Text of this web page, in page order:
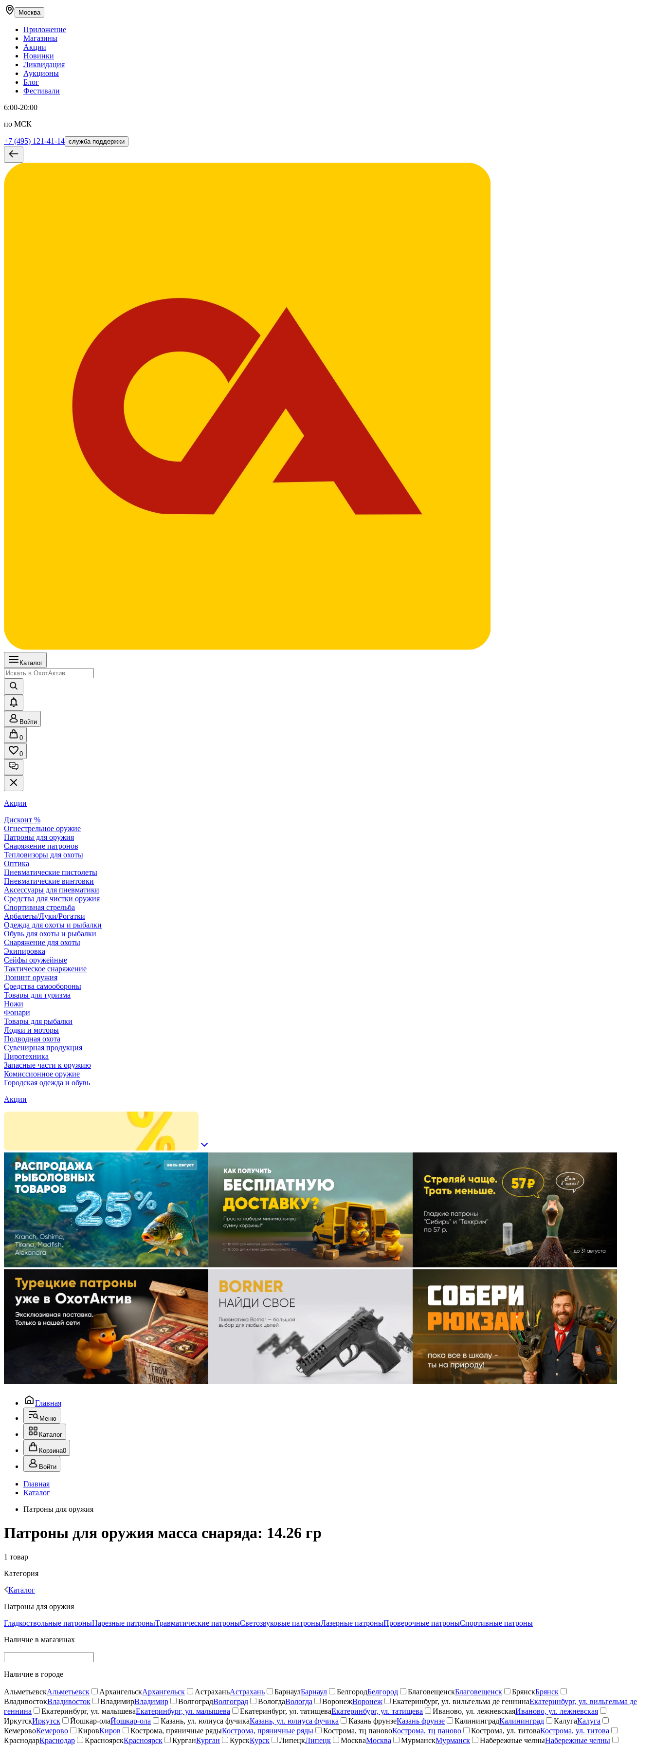
Москва
Приложение
Магазины
Акции
Новинки
Ликвидация
Аукционы
Блог
Фестивали
6:00-20:00
по МСК
+7 (495) 121-41-14 служба поддержки
Каталог
Войти
0
0
Акции
Дисконт %
Огнестрельное оружие
Патроны для оружия
Снаряжение патронов
Тепловизоры для охоты
Оптика
Пневматические пистолеты
Пневматические винтовки
Аксессуары для пневматики
Средства для чистки оружия
Спортивная стрельба
Арбалеты/Луки/Рогатки
Одежда для охоты и рыбалки
Обувь для охоты и рыбалки
Снаряжение для охоты
Экипировка
Сейфы оружейные
Тактическое снаряжение
Тюнинг оружия
Средства самообороны
Товары для туризма
Ножи
Фонари
Товары для рыбалки
Лодки и моторы
Подводная охота
Сувенирная продукция
Пиротехника
Запасные части к оружию
Комиссионное оружие
Городская одежда и обувь
Акции
Главная
Меню
Каталог
Корзина0
Войти
Главная
Каталог
Патроны для оружия
Патроны для оружия масса снаряда: 14.26 гр
1 товар
Категория
Каталог
Патроны для оружия
Гладкоствольные патроныНарезные патроныТравматические патроныСветозвуковые патроныЛазерные патроныПроверочные патроныСпортивные патроны
Наличие в магазинах
Наличие в городе
АльметьевскАльметьевск АрхангельскАрхангельск АстраханьАстрахань БарнаулБарнаул БелгородБелгород БлаговещенскБлаговещенск БрянскБрянск
ВладивостокВладивосток ВладимирВладимир ВолгоградВолгоград ВологдаВологда ВоронежВоронеж Екатеринбург, ул. вильгельма де геннинаЕкатеринбург, ул. вильгельма де
геннина
Екатеринбург, ул. малышеваЕкатеринбург, ул. малышева Екатеринбург, ул. татищеваЕкатеринбург, ул. татищева Иваново, ул. лежневскаяИваново, ул. лежневская
ИркутскИркутск Йошкар-олаЙошкар-ола Казань, ул. юлиуса фучикаКазань, ул. юлиуса фучика Казань фрунзеКазань фрунзе КалининградКалининград КалугаКалуга
КемеровоКемерово КировКиров Кострома, пряничные рядыКострома, пряничные ряды Кострома, тц пановоКострома, тц паново Кострома, ул. титоваКострома, ул. титова
КраснодарКраснодар КрасноярскКрасноярск КурганКурган КурскКурск ЛипецкЛипецк МоскваМосква МурманскМурманск Набережные челныНабережные челны